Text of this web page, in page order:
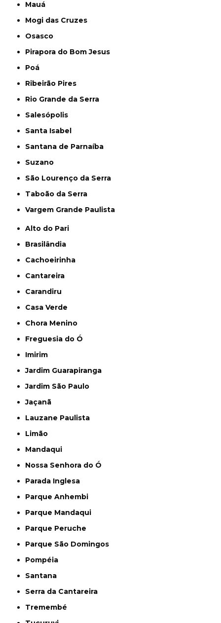
Mauá
Mogi das Cruzes
Osasco
Pirapora do Bom Jesus
Poá
Ribeirão Pires
Rio Grande da Serra
Salesópolis
Santa Isabel
Santana de Parnaíba
Suzano
São Lourenço da Serra
Taboão da Serra
Vargem Grande Paulista
Alto do Pari
Brasilândia
Cachoeirinha
Cantareira
Carandiru
Casa Verde
Chora Menino
Freguesia do Ó
Imirim
Jardim Guarapiranga
Jardim São Paulo
Jaçanã
Lauzane Paulista
Limão
Mandaqui
Nossa Senhora do Ó
Parada Inglesa
Parque Anhembi
Parque Mandaqui
Parque Peruche
Parque São Domingos
Pompéia
Santana
Serra da Cantareira
Tremembé